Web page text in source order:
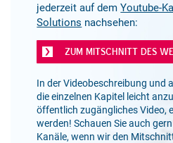
jederzeit auf demYoutube-
Solutions nachsehen:
ZUM MITSCHNITT DES
In der Videobeschreibung und
die einzelnen Kapitel leicht
öffentlich zugängliches Video,
werden! Schauen Sie auch
Kanäle, wenn wir den